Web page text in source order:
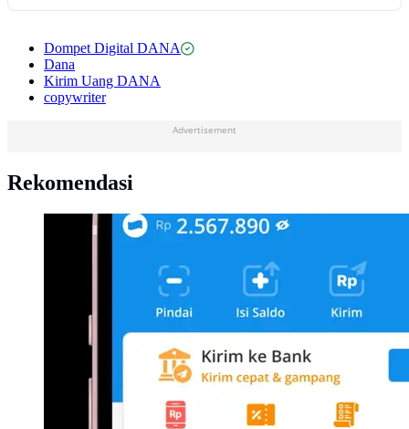
Dompet Digital DANA
Dana
Kirim Uang DANA
copywriter
Advertisement
Rekomendasi